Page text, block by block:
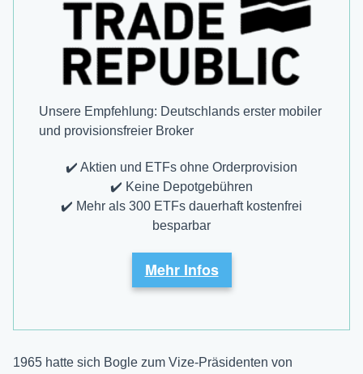
Unsere Empfehlung: Deutschlands erster mobiler
und provisions­freier Broker
✔️ Aktien und ETFs ohne Orderprovision
✔️ Keine Depotgebühren
✔️ Mehr als 300 ETFs dauerhaft kostenfrei
besparbar
Mehr Infos
1965 hatte sich Bogle zum Vize-Präsidenten von